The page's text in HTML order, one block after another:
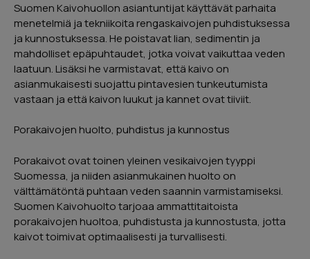
Suomen Kaivohuollon asiantuntijat käyttävät parhaita
menetelmiä ja tekniikoita rengaskaivojen puhdistuksessa
ja kunnostuksessa. He poistavat lian, sedimentin ja
mahdolliset epäpuhtaudet, jotka voivat vaikuttaa veden
laatuun. Lisäksi he varmistavat, että kaivo on
asianmukaisesti suojattu pintavesien tunkeutumista
vastaan ja että kaivon luukut ja kannet ovat tiiviit.
Porakaivojen huolto, puhdistus ja kunnostus
Porakaivot ovat toinen yleinen vesikaivojen tyyppi
Suomessa, ja niiden asianmukainen huolto on
välttämätöntä puhtaan veden saannin varmistamiseksi.
Suomen Kaivohuolto tarjoaa ammattitaitoista
porakaivojen huoltoa, puhdistusta ja kunnostusta, jotta
kaivot toimivat optimaalisesti ja turvallisesti.